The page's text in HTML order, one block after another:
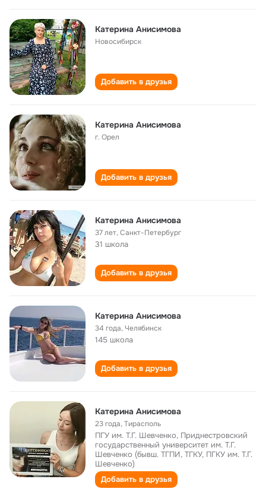
Катерина Анисимова
Новосибирск
Добавить в друзья
Катерина Анисимова
г. Орел
Добавить в друзья
Катерина Анисимова
37 лет,Санкт-Петербург
31 школа
Добавить в друзья
Катерина Анисимова
34 года,Челябинск
145 школа
Добавить в друзья
Катерина Анисимова
23 года,Тирасполь
ПГУ им. Т.Г. Шевченко, Приднестровский
государственный университет им. Т.Г.
Шевченко (бывш. ТГПИ, ТГКУ, ПГКУ им. Т.Г.
Шевченко)
Добавить в друзья